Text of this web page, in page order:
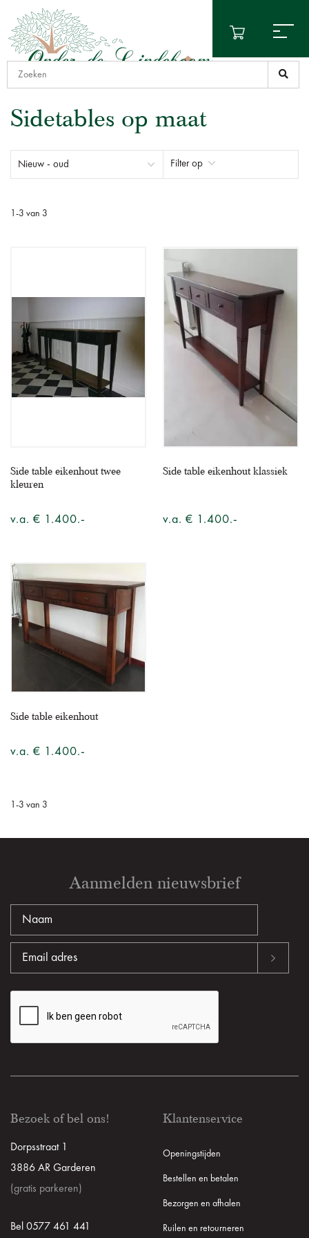
Sidetables op maat
Filter op
-3 van 3
Side table eikenhout twee
kleuren
v.a. € 1.400.-
Side table eikenhout klassiek
v.a. € 1.400.-
Side table eikenhout
v.a. € 1.400.-
-3 van 3
Aanmelden nieuwsbrief
Bezoek of bel ons!
Dorpsstraat 1
3886 AR Garderen
(gratis parkeren)
Bel 0577 461 441
Klantenservice
Openingstijden
Bestellen en betalen
Bezorgen en afhalen
Ruilen en retourneren